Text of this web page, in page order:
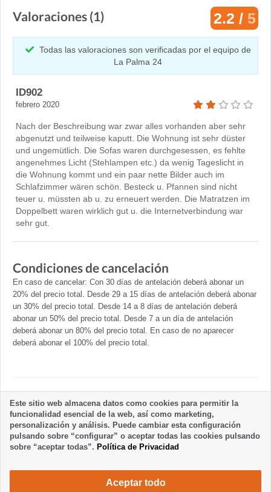
Valoraciones (1) 2.2 / 5
Todas las valoraciones son verificadas por el equipo de
La Palma 24
ID902
febrero 2020
Nach der Beschreibung war zwar alles vorhanden aber sehr
abgenutzt und teilweise kaputt. Die Wohnung ist sehr düster
und ungemütlich. Die Sofas waren durchgesessen, es fehlte
angenehmes Licht (Stehlampen etc.) da wenig Tageslicht in
die Wohnung kommt und ein paar nette Bilder auch im
Schlafzimmer wären schön. Besteck u. Pfannen sind nicht
teuer u. müssten ab u. zu erneuert werden. Die Matratzen im
Doppelbett waren wirklich gut u. die Internetverbindung war
sehr gut.
Condiciones de cancelación
En caso de cancelar: Con 30 días de antelación deberá abonar un
20% del precio total. Desde 29 a 15 días de antelación deberá abonar
un 30% del precio total. Desde 14 a 8 días de antelación deberá
abonar un 50% del precio total. Desde 7 a un día de antelación
deberá abonar un 80% del precio total. En caso de no aparecer
deberá abonar el 100% del precio total.
Normas del alojamiento
Este sitio web almacena datos como cookies para permitir la
funcionalidad esencial de la web, así como marketing,
personalización y análisis. Puede cambiar esta configuración
pulsando sobre “configurar” o aceptar todas las cookies pulsando
sobre “aceptar todas”. Política de Privacidad
Aceptar todo